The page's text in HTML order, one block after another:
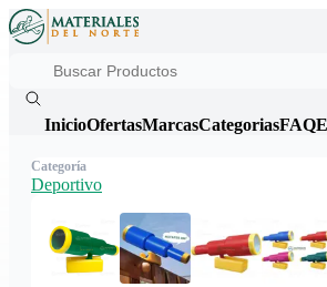
InicioOfertasMarcasCategoriasFAQ
Categoría
Deportivo